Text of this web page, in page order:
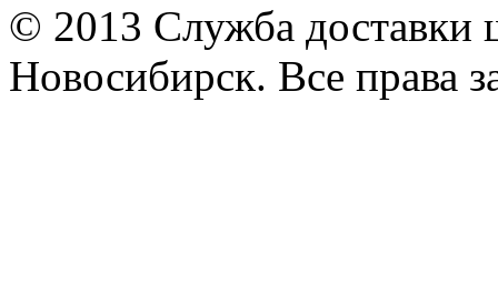
© 2013 Служба
Новосибирск. Все права